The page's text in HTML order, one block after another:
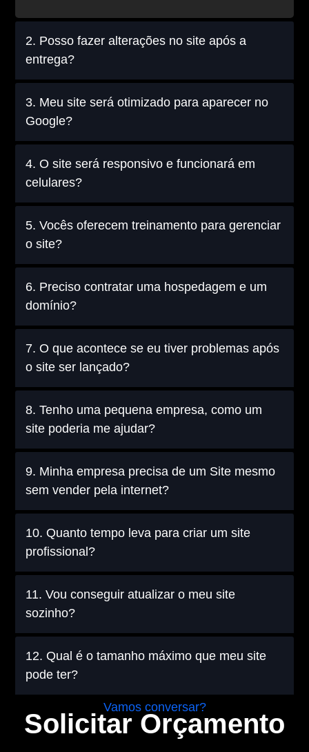
2. Posso fazer alterações no site após a
entrega?
3. Meu site será otimizado para aparecer no
Google?
4. O site será responsivo e funcionará em
celulares?
5. Vocês oferecem treinamento para gerenciar
o site?
6. Preciso contratar uma hospedagem e um
domínio?
7. O que acontece se eu tiver problemas após
o site ser lançado?
8. Tenho uma pequena empresa, como um
site poderia me ajudar?
9. Minha empresa precisa de um Site mesmo
sem vender pela internet?
10. Quanto tempo leva para criar um site
profissional?
11. Vou conseguir atualizar o meu site
sozinho?
12. Qual é o tamanho máximo que meu site
pode ter?
Vamos conversar?
Solicitar Orçamento